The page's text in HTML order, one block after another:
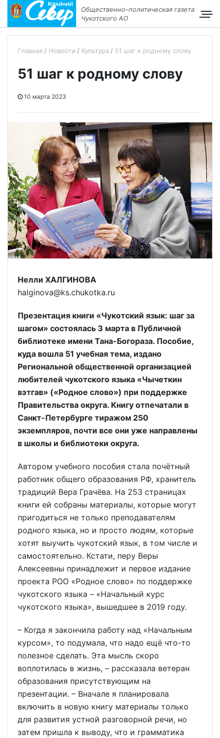
Общественно–политическая газета
Чукотского АО
Главная Новости Культура 51 шаг к родному слову
51 шаг к родному слову
10 марта 2023
Нелли ХАЛГИНОВА
halginova@ks.chukotka.ru
Презентация книги «Чукотский язык: шаг за
шагом» состоялась 3 марта в Публичной
библиотеке имени Тана-Богораза. Пособие,
куда вошла 51 учебная тема, издано
Региональной общественной организацией
любителей чукотского языка «Чычеткин
вэтгав» («Родное слово») при поддержке
Правительства округа. Книгу отпечатали в
Санкт-Петербурге тиражом 250
экземпляров, почти все они уже направлены
в школы и библиотеки округа.
Автором учебного пособия стала почётный
работник общего образования РФ, хранитель
традиций Вера Грачёва. На 253 страницах
книги ей собраны материалы, которые могут
пригодиться не только преподавателям
родного языка, но и просто людям, которые
хотят выучить чукотский язык, в том числе и
самостоятельно. Кстати, перу Веры
Алексеевны принадлежит и первое издание
проекта РОО «Родное слово» по поддержке
чукотского языка – «Начальный курс
чукотского языка», вышедшее в 2019 году.
– Когда я закончила работу над «Начальным
курсом», то подумала, что надо ещё что-то
полезное сделать. Эта мысль скоро
воплотилась в жизнь, – рассказала ветеран
образования присутствующим на
презентации. – Вначале я планировала
включить в новую книгу материалы только
для развития устной разговорной речи, но
затем пришла к выводу, что и грамматика